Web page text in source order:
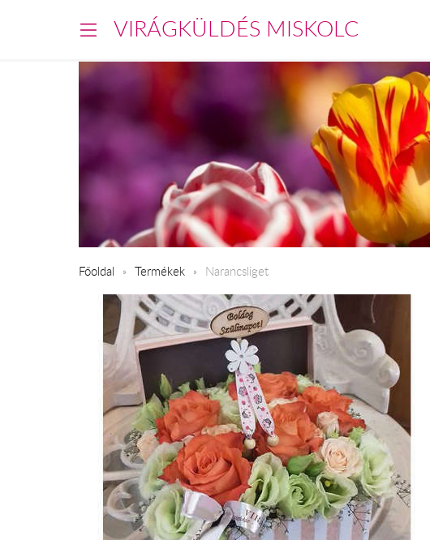
VIRÁGKÜLDÉS MISKOLC
Főoldal Termékek Narancsliget